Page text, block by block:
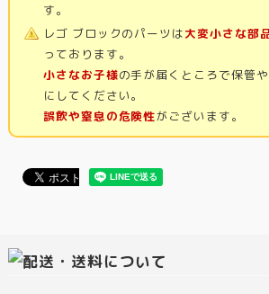
す。
レゴ ブロックのパーツは大変小さな部
っております。
小さなお子様の手が届くところで保管
にしてください。
誤飲や窒息の危険性がございます。